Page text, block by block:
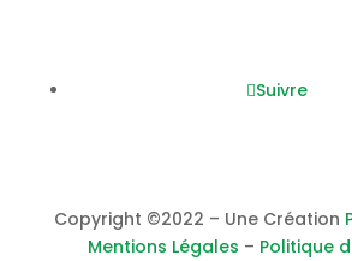
Suivre
Copyright ©2022 – Une Création
Mentions Légales – Politique